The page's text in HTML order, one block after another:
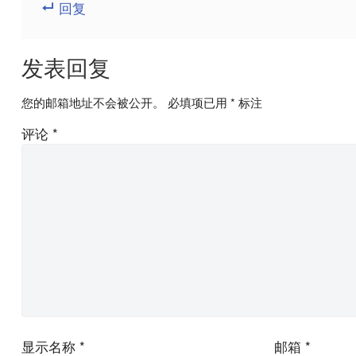
回复
发表回复
您的邮箱地址不会被公开。 必填项已用 * 标注
评论 *
显示名称 * 邮箱 *